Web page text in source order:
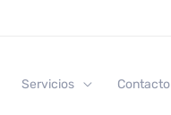
Servicios Contacto